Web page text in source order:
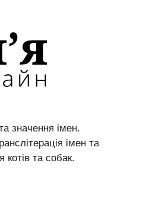
значення імен.
імен та
котів та собак.